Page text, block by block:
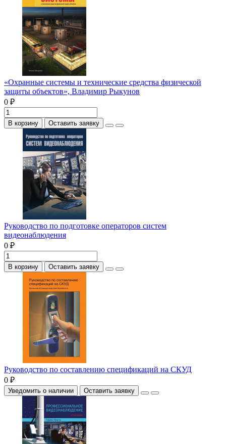
«Охранные системы и технические средства физической
защиты объектов», Владимир Рыкунов
0 ₽
В корзину Оставить заявку
Руководство по подготовке операторов систем
видеонаблюдения
0 ₽
В корзину Оставить заявку
Руководство по составлению спецификаций на СКУД
0 ₽
Уведомить о наличии Оставить заявку